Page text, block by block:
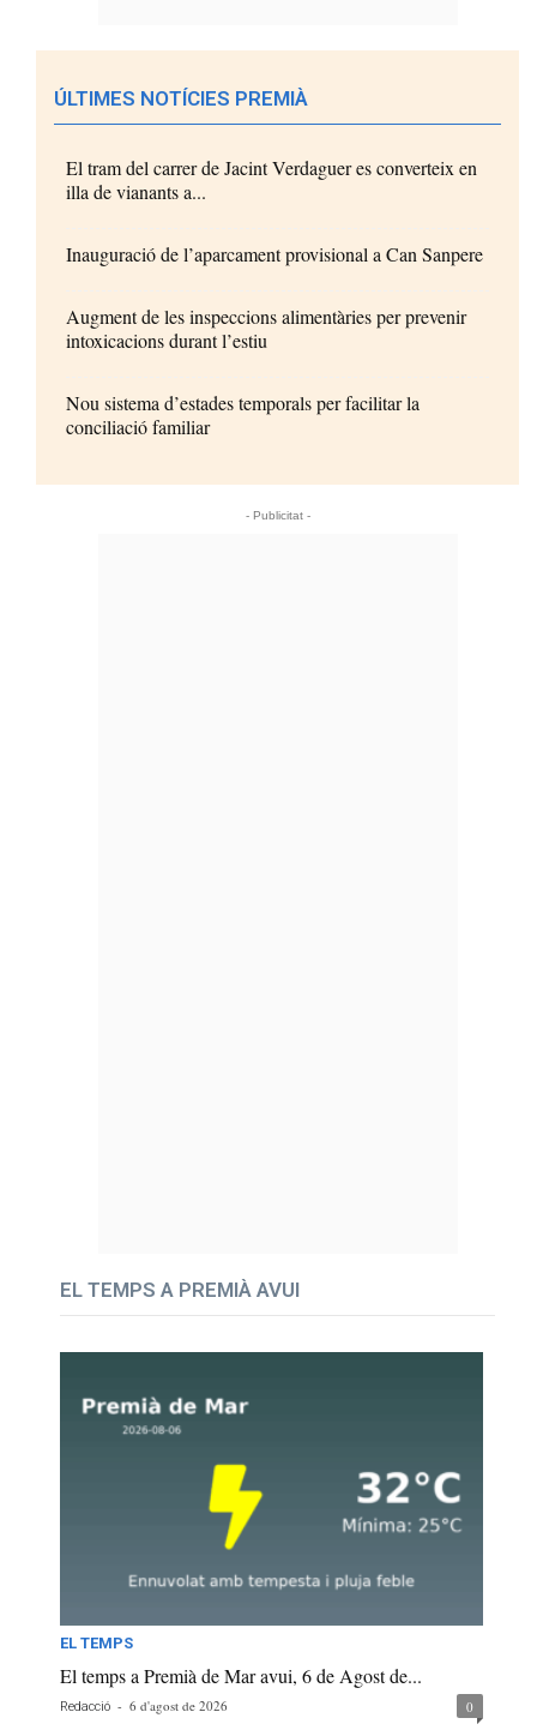
ÚLTIMES NOTÍCIES PREMIÀ
El tram del carrer de Jacint Verdaguer es converteix en
illa de vianants a...
Inauguració de l’aparcament provisional a Can Sanpere
Augment de les inspeccions alimentàries per prevenir
intoxicacions durant l’estiu
Nou sistema d’estades temporals per facilitar la
conciliació familiar
- Publicitat -
EL TEMPS A PREMIÀ AVUI
EL TEMPS
El temps a Premià de Mar avui, 6 de Agost de...
Redacció - 6 d'agost de 2026 0